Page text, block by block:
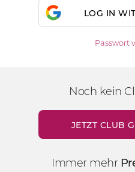
LOG IN
Passwort
Noch kein
JETZT CLUB
Immer mehr